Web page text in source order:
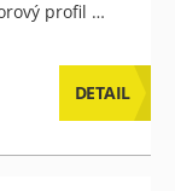
profil …
DETAIL